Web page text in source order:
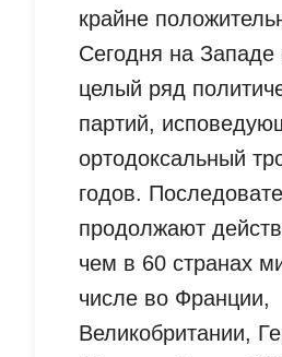
крайне
Сегодня на Западе
целый ряд
партий,
ортодоксальный
годов.
продолжают
чем в 60 странах
числе во Франции,
Великобритании,